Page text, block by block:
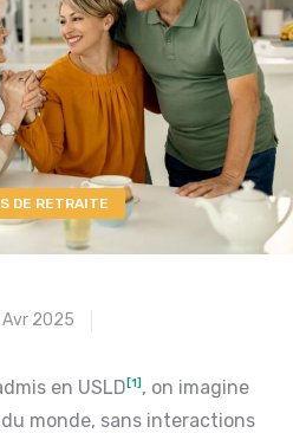
DE RETRAITE
Avr 2025
en USLD [1] , on imagine
monde, sans interactions